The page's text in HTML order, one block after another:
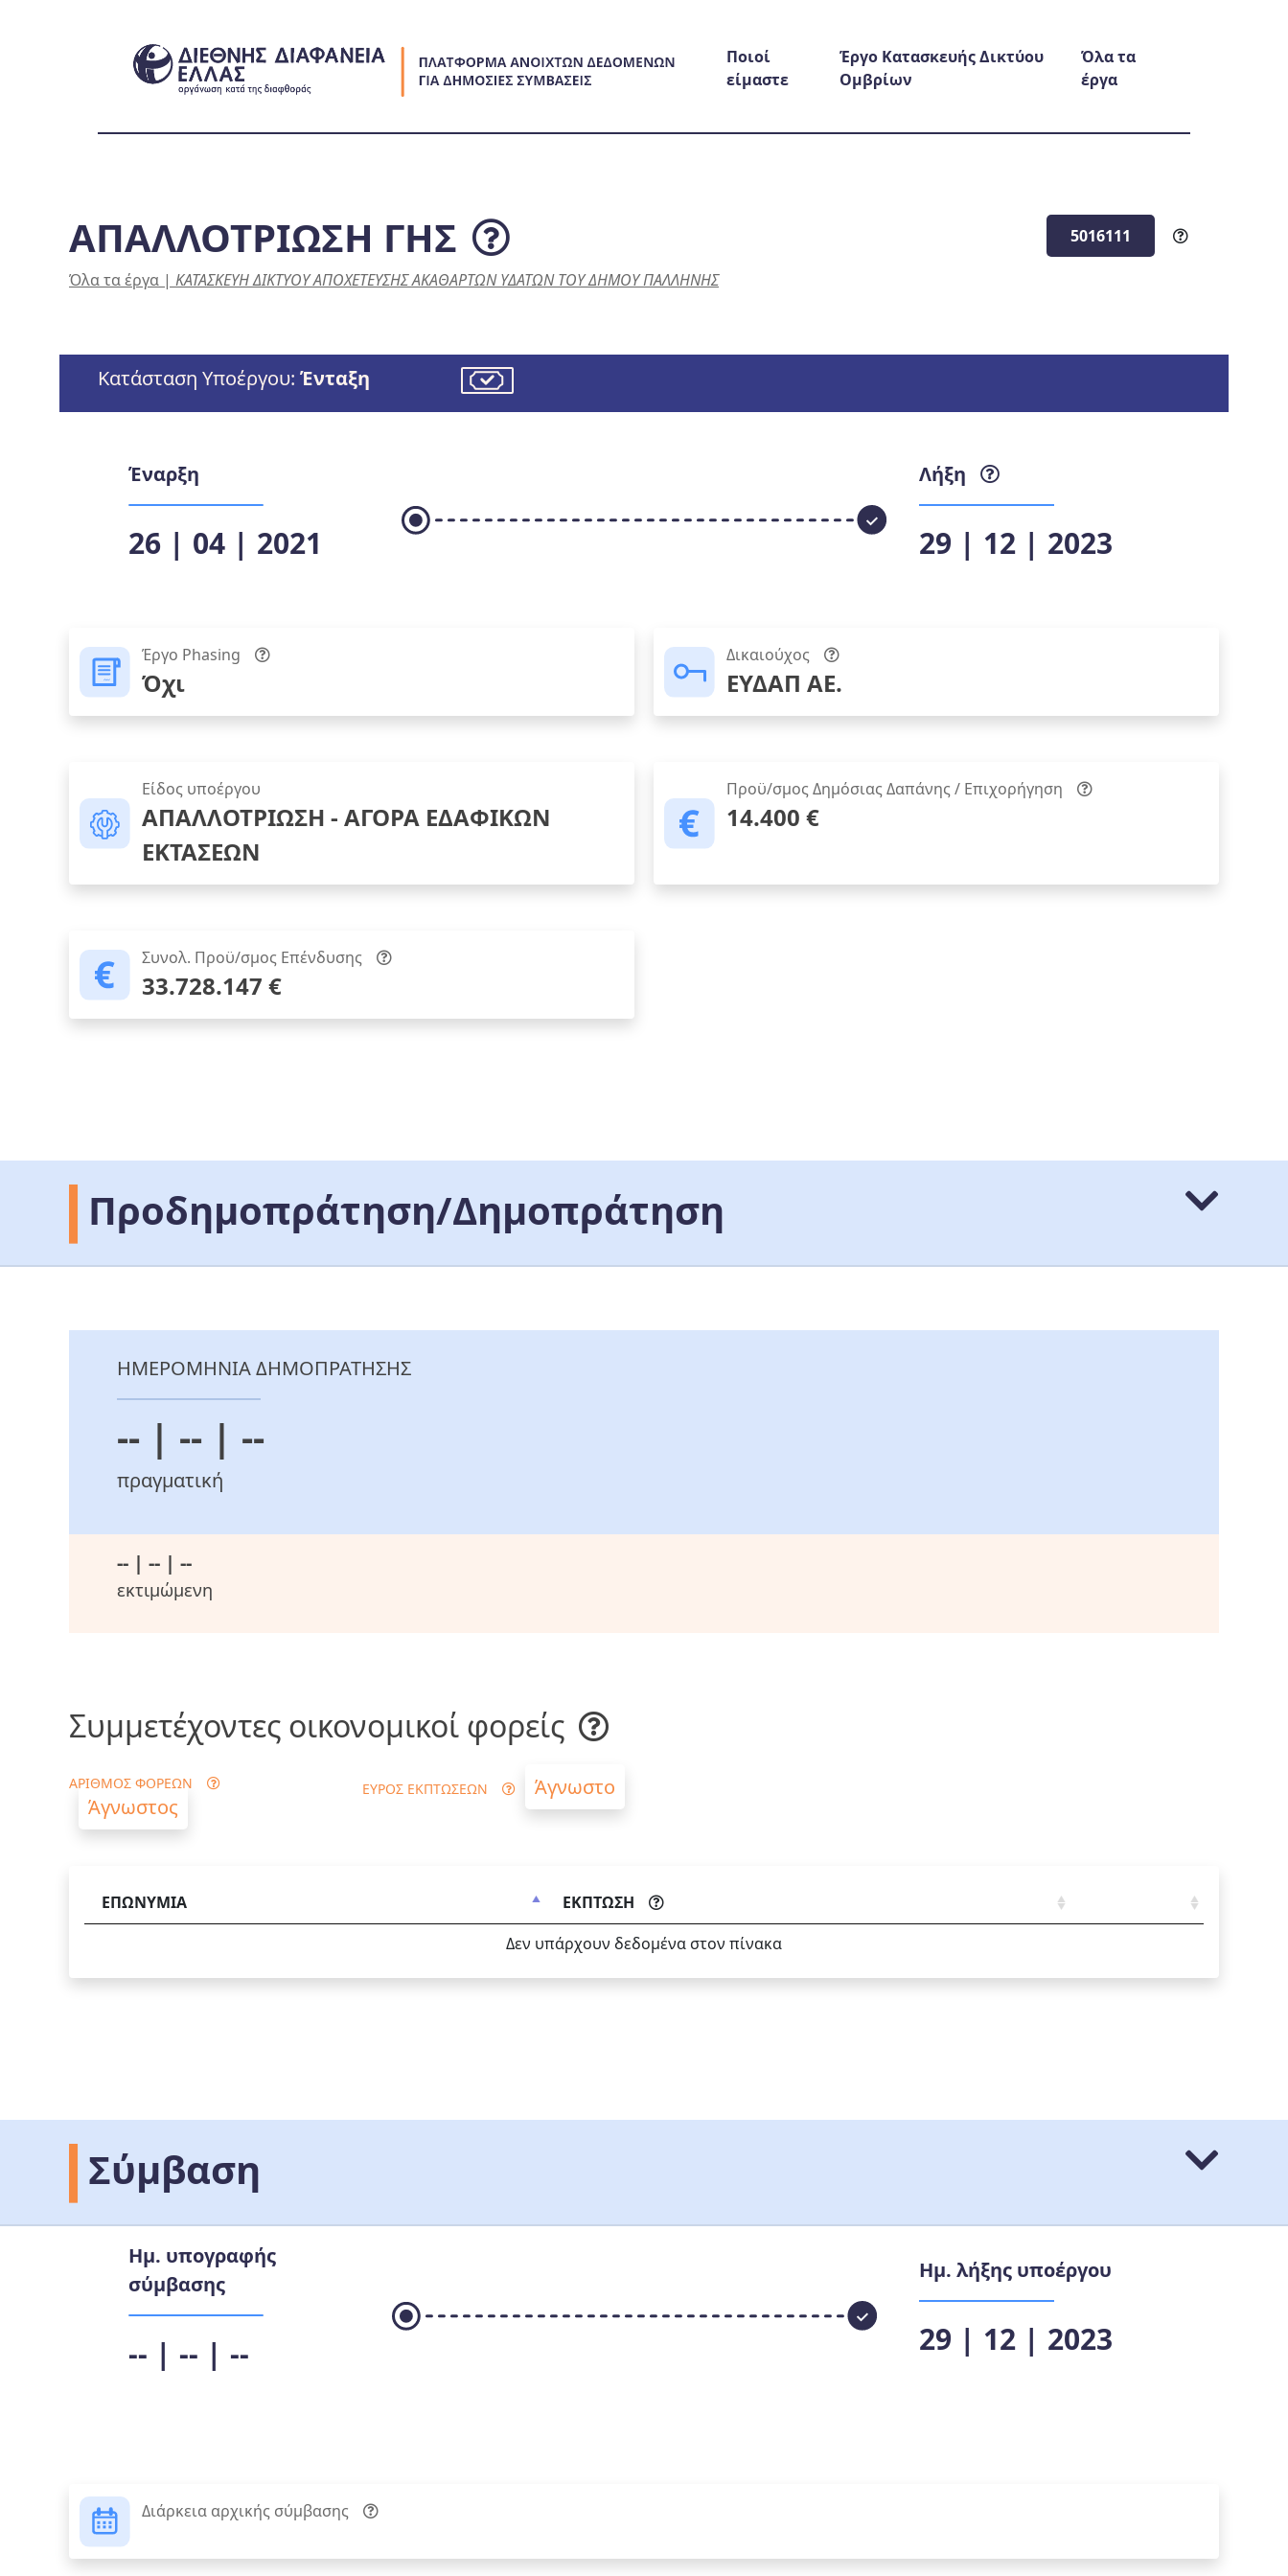
Ποιοί
είμαστε
Έργο Κατασκευής Δικτύου
Ομβρίων
Όλα τα
έργα
ΑΠΑΛΛΟΤΡΙΩΣΗ ΓΗΣ 5016111
Όλα τα έργα | ΚΑΤΑΣΚΕΥΗ ΔΙΚΤΥΟΥ ΑΠΟΧΕΤΕΥΣΗΣ ΑΚΑΘΑΡΤΩΝ ΥΔΑΤΩΝ ΤΟΥ ΔΗΜΟΥ ΠΑΛΛΗΝΗΣ
Κατάσταση Υποέργου: Ένταξη
Έναρξη
26 | 04 | 2021
Λήξη
29 | 12 | 2023
Έργο Phasing
Όχι
Δικαιούχος
ΕΥΔΑΠ ΑΕ.
Είδος υποέργου
ΑΠΑΛΛΟΤΡΙΩΣΗ - ΑΓΟΡΑ ΕΔΑΦΙΚΩΝ
ΕΚΤΑΣΕΩΝ
Προϋ/σμος Δημόσιας Δαπάνης / Επιχορήγηση
14.400 €
Συνολ. Προϋ/σμος Επένδυσης
33.728.147 €
Προδημοπράτηση/Δημοπράτηση
ΗΜΕΡΟΜΗΝΙΑ ΔΗΜΟΠΡΑΤΗΣΗΣ
-- | -- | --
πραγματική
-- | -- | --
εκτιμώμενη
Συμμετέχοντες οικονομικοί φορείς
ΑΡΙΘΜΟΣ ΦΟΡΕΩΝ
Άγνωστος
ΕΥΡΟΣ ΕΚΠΤΩΣΕΩΝ Άγνωστο
ΕΠΩΝΥΜΙΑ
ΕΚΠΤΩΣΗ
Δεν υπάρχουν δεδομένα στον πίνακα
Σύμβαση
Ημ. υπογραφής
σύμβασης
-- | -- | --
Ημ. λήξης υποέργου
29 | 12 | 2023
Διάρκεια αρχικής σύμβασης